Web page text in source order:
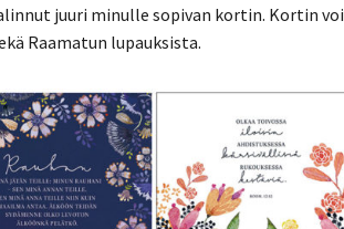
juuri minulle sopivan kortin. Kortin voi
Raamatun lupauksista.